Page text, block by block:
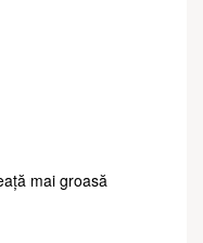
mai groasă